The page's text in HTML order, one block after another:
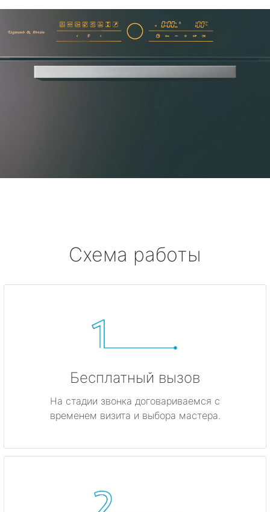
Схема работы
Бесплатный вызов
На стадии звонка договариваемся с
временем визита и выбора мастера.